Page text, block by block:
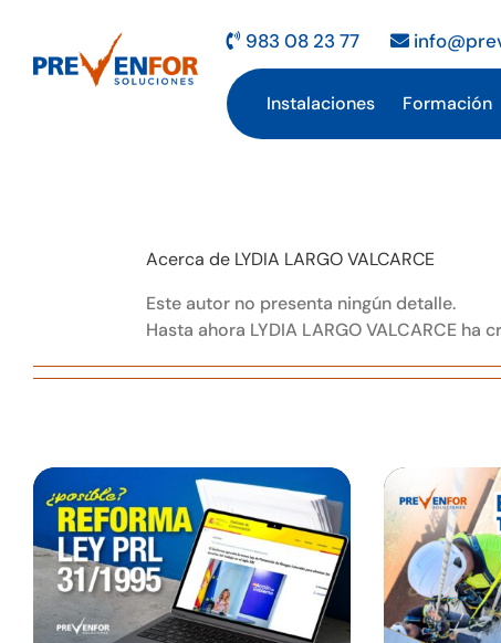
contenido
983 08 23 77
Instalaciones Formación
Acerca de LYDIA LARGO VALCARCE
Este autor no presenta ningún detalle.
Hasta ahora LYDIA LARGO VALCARCE ha